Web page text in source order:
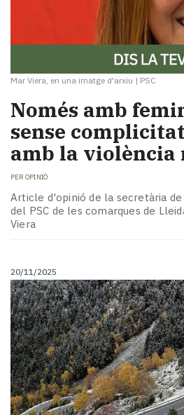
Mar Viera, en una imatge d'arxiu | PSC
Només amb
sense
amb la violència
PER OPINIÓ
Article d'opinió de la secretària
del PSC de les comarques de
Viera
20/11/2025